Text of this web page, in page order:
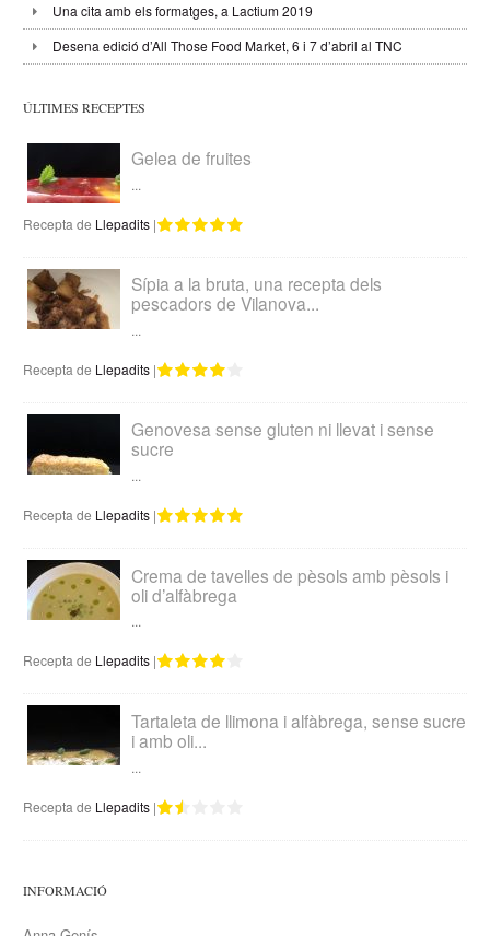
Una cita amb els formatges, a Lactium 2019
Desena edició d’All Those Food Market, 6 i 7 d’abril al TNC
ÚLTIMES RECEPTES
Gelea de fruites
...
Recepta de Llepadits |
Sípia a la bruta, una recepta dels
pescadors de Vilanova...
...
Recepta de Llepadits |
Genovesa sense gluten ni llevat i sense
sucre
...
Recepta de Llepadits |
Crema de tavelles de pèsols amb pèsols i
oli d’alfàbrega
...
Recepta de Llepadits |
Tartaleta de llimona i alfàbrega, sense sucre
i amb oli...
...
Recepta de Llepadits |
INFORMACIÓ